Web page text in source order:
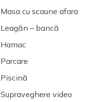
Masa cu scaune afara
Leagăn – bancă
Hamac
Parcare
Piscină
Supraveghere video